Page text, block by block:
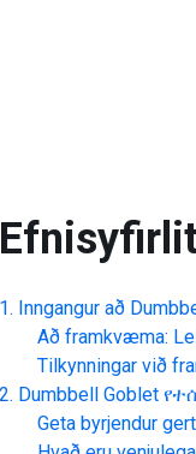
Inngangur að
Að framkvæma:
Tilkynningar við
Dumbbell Goblet
Geta byrjendur gert